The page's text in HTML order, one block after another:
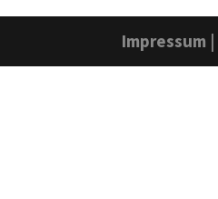
Impressum |